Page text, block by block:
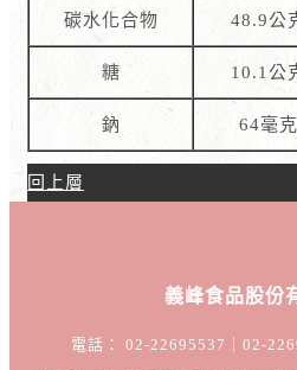
碳水化合物 48.9公
糖 10.1公
鈉 64毫克
回上層
義峰食品股份
電話： 02-22695537｜02-